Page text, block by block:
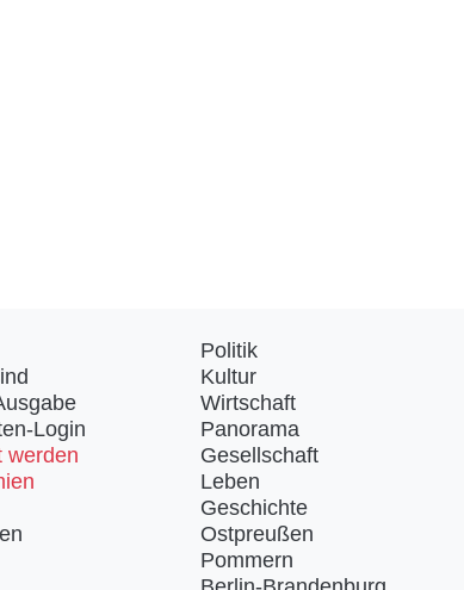
Login
werden
Politik
Kultur
Wirtschaft
Panorama
Gesellschaft
Leben
Geschichte
Ostpreußen
Pommern